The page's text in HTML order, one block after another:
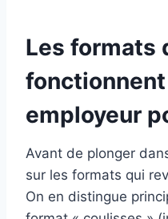
Les formats
employeur
Avant de plonger
sur les formats qui
On en distingue